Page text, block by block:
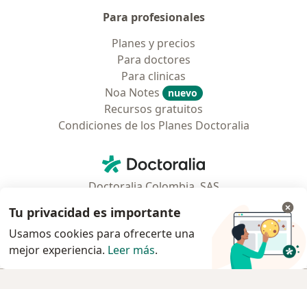
Para profesionales
Planes y precios
Para doctores
Para clinicas
Noa Notes
nuevo
Recursos gratuitos
Condiciones de los Planes Doctoralia
Doctoralia - Página de inicio
Doctoralia Colombia, SAS
Municipio: Bogotá D.C., Colombia
Tu privacidad es importante
Usamos cookies para ofrecerte una
mejor experiencia. Leer más.